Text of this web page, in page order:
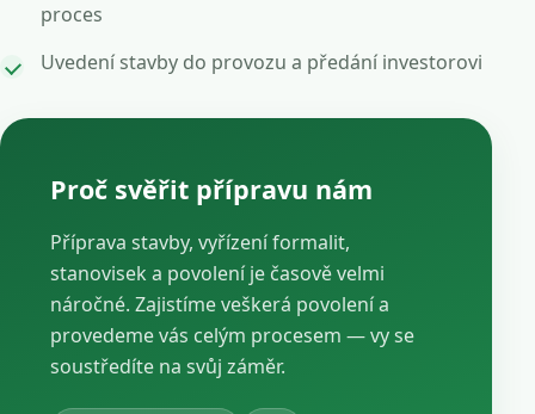
proces
Uvedení stavby do provozu a předání investorovi
Proč svěřit přípravu nám
Příprava stavby, vyřízení formalit,
stanovisek a povolení je časově velmi
náročné. Zajistíme veškerá povolení a
provedeme vás celým procesem — vy se
soustředíte na svůj záměr.